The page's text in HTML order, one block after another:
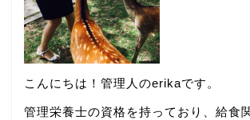
こんにちは！管理人のerikaです。
管理栄養士の資格を持っており、給食